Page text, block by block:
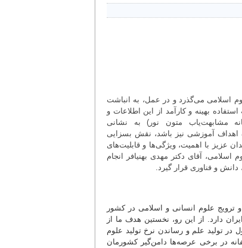
اسلامی می‌گذرد و در عمل، به انباشت
بهینه و کارآمد از این اطلاعات و
مشابهت‌یاب متون نور) به نشانی
اهداف آموزشی نیز باشد، نقش بسزایی
عزیز با اهمیت، ویژگی‌ها و قابلیت‌های
اسلامی، آقای دکتر مهدی بهنیافر انجام
و فناوری قرار گیرد.
و ترویج علوم انسانی و اسلامی در کشور
دارد. از این رو، نخستین هدف ما از
در تولید علم و رساندن نرخ تولید علوم
در برخی عرصه‌ها دامن‌گیر کشورمان